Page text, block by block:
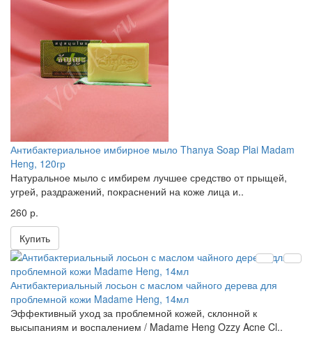
Антибактериальное имбирное мыло Thanya Soap Plai Madam
Heng, 120гр
Натуральное мыло с имбирем лучшее средство от прыщей,
угрей, раздражений, покраснений на коже лица и..
260 р.
Купить
Антибактериальный лосьон с маслом чайного дерева для
проблемной кожи Madame Heng, 14мл
Эффективный уход за проблемной кожей, склонной к
высыпаниям и воспалением / Madame Heng Ozzy Acne Cl..